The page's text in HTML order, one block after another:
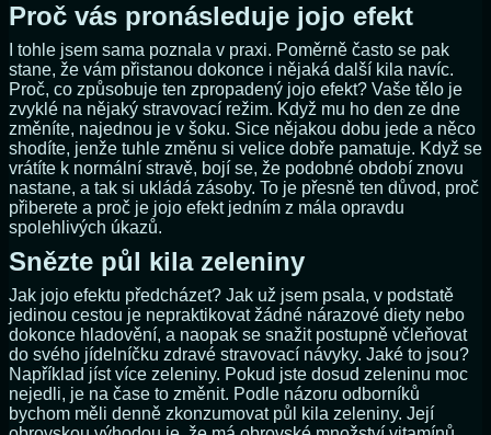
Proč vás pronásleduje jojo efekt
I tohle jsem sama poznala v praxi. Poměrně často se pak
stane, že vám přistanou dokonce i nějaká další kila navíc.
Proč, co způsobuje ten zpropadený jojo efekt? Vaše tělo je
zvyklé na nějaký stravovací režim. Když mu ho den ze dne
změníte, najednou je v šoku. Sice nějakou dobu jede a něco
shodíte, jenže tuhle změnu si velice dobře pamatuje. Když se
vrátíte k normální stravě, bojí se, že podobné období znovu
nastane, a tak si ukládá zásoby. To je přesně ten důvod, proč
přiberete a proč je jojo efekt jedním z mála opravdu
spolehlivých úkazů.
Snězte půl kila zeleniny
Jak jojo efektu předcházet? Jak už jsem psala, v podstatě
jedinou cestou je nepraktikovat žádné nárazové diety nebo
dokonce hladovění, a naopak se snažit postupně včleňovat
do svého jídelníčku zdravé stravovací návyky. Jaké to jsou?
Například jíst více zeleniny. Pokud jste dosud zeleninu moc
nejedli, je na čase to změnit. Podle názoru odborníků
bychom měli denně zkonzumovat půl kila zeleniny. Její